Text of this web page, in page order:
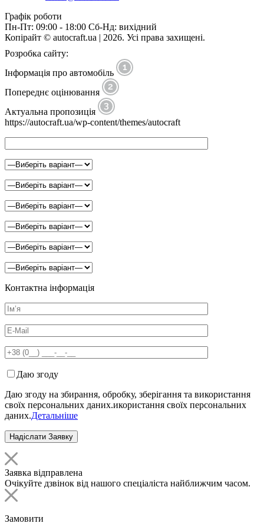
Графік роботи
Пн-Пт: 09:00 - 18:00 Сб-Нд: вихідний
Копірайт © autocraft.ua | 2026. Усі права захищені.
Розробка сайту:
Інформація про автомобіль
Попереднє оцінювання
Актуальна пропозиція
https://autocraft.ua/wp-content/themes/autocraft
Контактна інформація
Даю згоду
Даю згоду на збирання, обробку, зберігання та використання
своїх персональних даних.икористання своїх персональних
даних.Детальніше
Заявка відправлена
Очікуйте дзвінок від нашого спеціаліста найближчим часом.
Замовити